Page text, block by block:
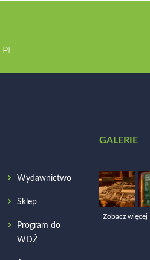
Wydawnictwo
Sklep
Program do
WDŻ
GALERIE
Zobacz więcej